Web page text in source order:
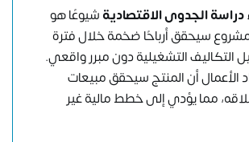
دراسة الجدوى الاقتصاديةشيوعًا هو
سيحقق أرباحًا ضخمة خلال فترة
التكاليف التشغيلية دون مبرر واقعي.
الأعمال أن المنتج سيحقق مبيعات
مما يؤدي إلى خطط مالية غير